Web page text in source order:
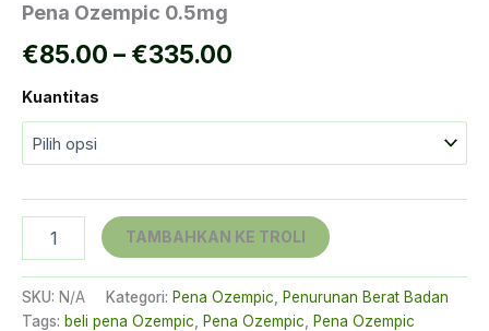
Pena Ozempic 0.5mg
€85.00 – €335.00
€335.00
Kuantitas
Ozempic
0.5mg
TAMBAHKAN KE TROLI
SKU: N/A Kategori: Pena Ozempic
Penurunan Berat Badan
Tags: beli pena Ozempic Pena Ozempic
Pena Ozempic